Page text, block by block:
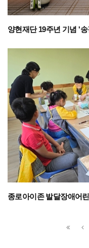
양현재단 19주년 기념 '
종로아이존 발달장애어